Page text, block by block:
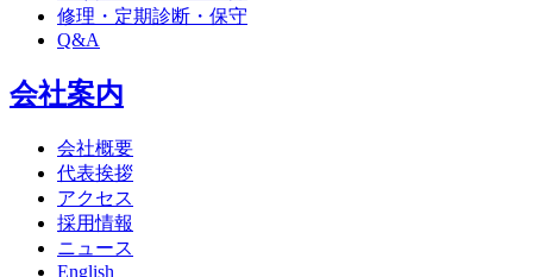
修理・定期診断・保守
Q&A
会社案内
会社概要
代表挨拶
アクセス
採用情報
ニュース
English